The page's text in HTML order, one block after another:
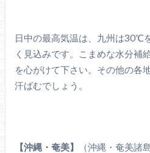
日中の最高気温は、九州は30℃
く見込みです。こまめな水分補
を心がけて下さい。その他の各
汗ばむでしょう。
【沖縄・奄美】 （沖縄・奄美諸島